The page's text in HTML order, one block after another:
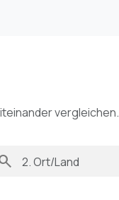
vergleichen.